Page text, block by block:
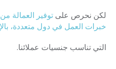
لكن نحرص على توفير العمالة
خبرات العمل في دول متعددة،
التي تناسب جنسيات عملائنا.